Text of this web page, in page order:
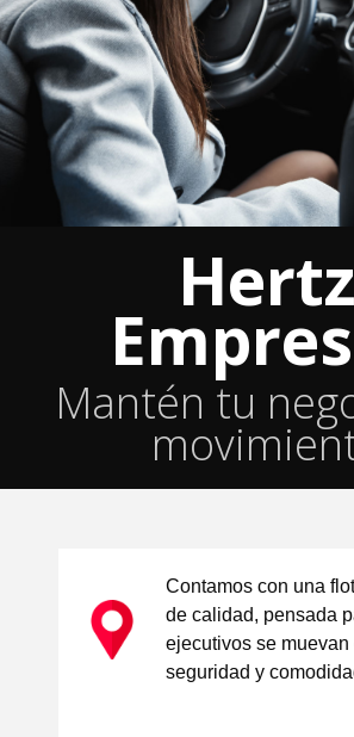
Hertz
Mantén tu
Contamos con una
de calidad, pensada
ejecutivos se muevan
seguridad y